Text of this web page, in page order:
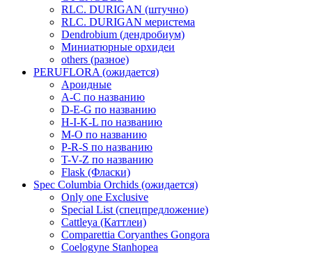
RLC. DURIGAN (штучно)
RLC. DURIGAN меристема
Dendrobium (дендробиум)
Миниатюрные орхидеи
others (разное)
PERUFLORA (ожидается)
Ароидные
A-C по названию
D-E-G по названию
H-I-K-L по названию
M-O по названию
P-R-S по названию
T-V-Z по названию
Flask (Фласки)
Spec Columbia Orchids (ожидается)
Only one Exclusive
Special List (спецпредложение)
Cattleya (Каттлеи)
Comparettia Coryanthes Gongora
Coelogyne Stanhopea